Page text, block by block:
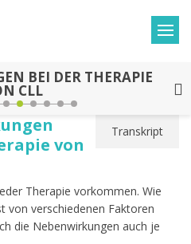
BEI DER THERAPIE
CLL
Transkript
von
Therapie vorkommen. Wie
von verschiedenen Faktoren
die Nebenwirkungen auch je